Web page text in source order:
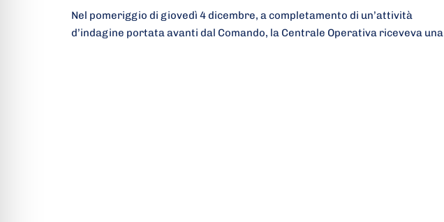
Nel pomeriggio di giovedì 4 dicembre, a completamento di un’attività
d’indagine portata avanti dal Comando, la Centrale Operativa riceveva una